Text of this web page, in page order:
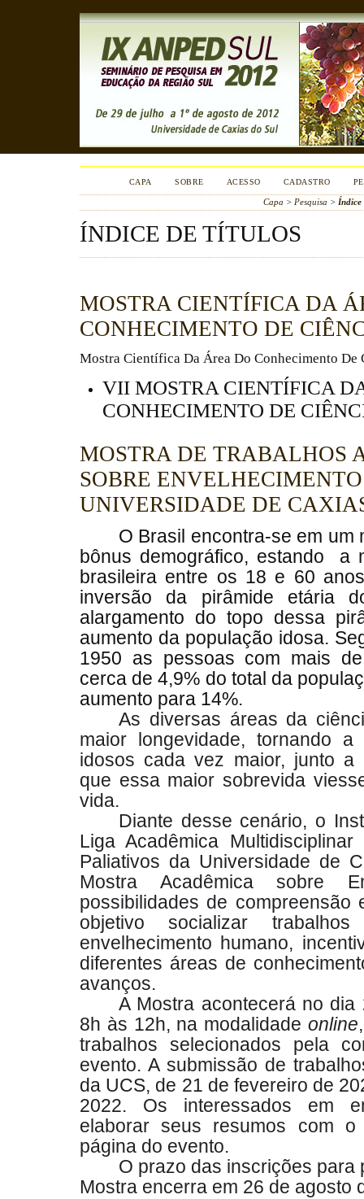
CAPA SOBRE ACESSO CADASTRO
Capa > Pesquisa > Índice
ÍNDICE DE TÍTULOS
MOSTRA CIENTÍFICA DA
CONHECIMENTO DE
Mostra Científica Da Área Do Conhecimento De
VII MOSTRA CIENTÍFICA
CONHECIMENTO DE
MOSTRA DE TRABALHOS
SOBRE
UNIVERSIDADE DE
O Brasil encontra-se em um
bônus demográfico, estando a
brasileira entre os 18 e 60
inversão da pirâmide etária
alargamento do topo dessa
aumento da população idosa.
1950 as pessoas com mais
cerca de 4,9% do total da
aumento para 14%.
As diversas áreas da
maior longevidade, tornando
idosos cada vez maior, junto a
que essa maior sobrevida
vida.
Diante desse cenário, o
Liga Acadêmica
Paliativos da Universidade de
Mostra Acadêmica sobre
possibilidades de compreensão
objetivo socializar
envelhecimento humano,
diferentes áreas de
avanços.
A Mostra acontecerá no
8h às 12h, na modalidadeonline
trabalhos selecionados pela
evento. A submissão de
da UCS, de 21 de fevereiro de
2022. Os interessados em
elaborar seus resumos com o
página do evento.
O prazo das inscrições para
Mostra encerra em 26 de agosto